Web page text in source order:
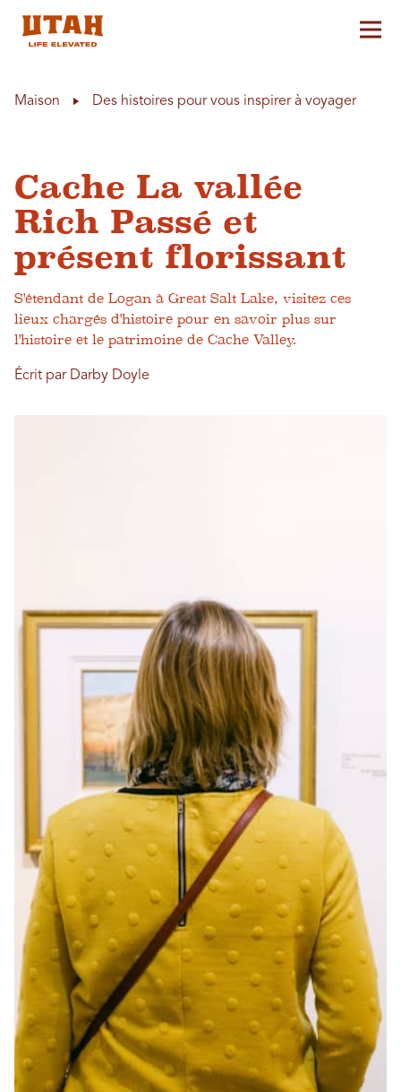
Maison Des histoires pour vous inspirer à voyager
Cache La vallée
Rich Passé et
présent florissant
S'étendant de Logan à Great Salt Lake, visitez ces
lieux chargés d'histoire pour en savoir plus sur
l'histoire et le patrimoine de Cache Valley.
Écrit par Darby Doyle